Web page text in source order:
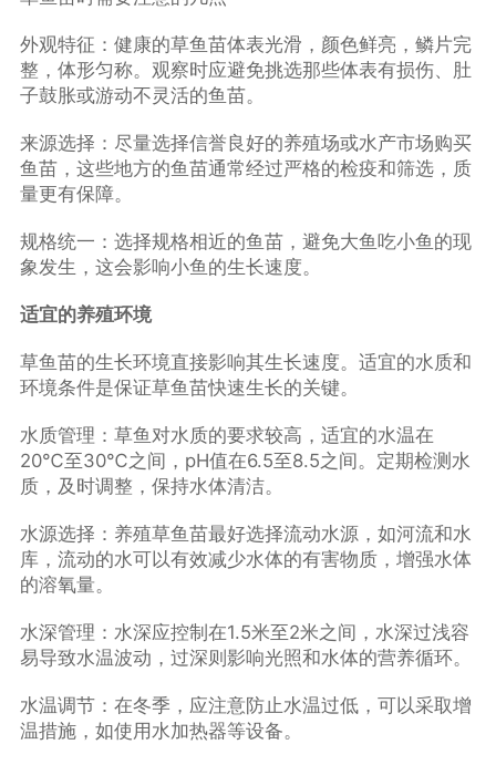
外观特征：健康的草鱼苗体表光滑，颜色鲜亮，鳞片完
整，体形匀称。观察时应避免挑选那些体表有损伤、肚
子鼓胀或游动不灵活的鱼苗。
来源选择：尽量选择信誉良好的养殖场或水产市场购买
鱼苗，这些地方的鱼苗通常经过严格的检疫和筛选，质
量更有保障。
规格统一：选择规格相近的鱼苗，避免大鱼吃小鱼的现
象发生，这会影响小鱼的生长速度。
适宜的养殖环境
草鱼苗的生长环境直接影响其生长速度。适宜的水质和
环境条件是保证草鱼苗快速生长的关键。
水质管理：草鱼对水质的要求较高，适宜的水温在
20℃至30℃之间，pH值在6.5至8.5之间。定期检测水
质，及时调整，保持水体清洁。
水源选择：养殖草鱼苗最好选择流动水源，如河流和水
库，流动的水可以有效减少水体的有害物质，增强水体
的溶氧量。
水深管理：水深应控制在1.5米至2米之间，水深过浅容
易导致水温波动，过深则影响光照和水体的营养循环。
水温调节：在冬季，应注意防止水温过低，可以采取增
温措施，如使用水加热器等设备。